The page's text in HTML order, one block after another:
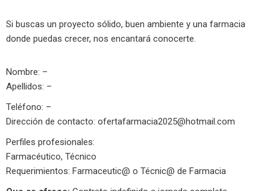
Si buscas un proyecto sólido, buen ambiente y una farmacia
donde puedas crecer, nos encantará conocerte.
Nombre: –
Apellidos: –
Teléfono: –
Dirección de contacto: ofertafarmacia2025@hotmail.com
Perfiles profesionales:
Farmacéutico, Técnico
Requerimientos: Farmaceutic@ o Técnic@ de Farmacia